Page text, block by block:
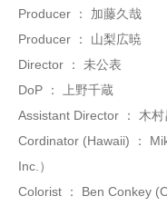
Producer ： 加藤久哉
Producer ： 山梨広暁
Director ： 未公表
DoP ： 上野千蔵
Assistant Director ： 木村
Cordinator (Hawaii) ：
Inc.）
Colorist ： Ben Conkey